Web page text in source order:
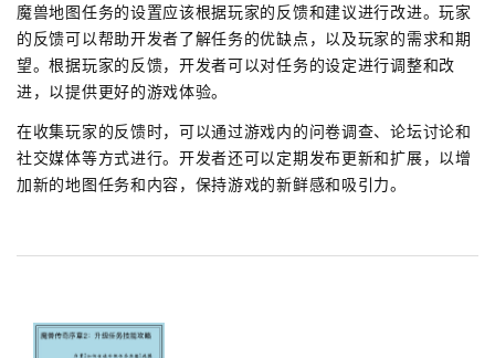
魔兽地图任务的设置应该根据玩家的反馈和建议进行改进。玩家
的反馈可以帮助开发者了解任务的优缺点，以及玩家的需求和期
望。根据玩家的反馈，开发者可以对任务的设定进行调整和改
进，以提供更好的游戏体验。
在收集玩家的反馈时，可以通过游戏内的问卷调查、论坛讨论和
社交媒体等方式进行。开发者还可以定期发布更新和扩展，以增
加新的地图任务和内容，保持游戏的新鲜感和吸引力。